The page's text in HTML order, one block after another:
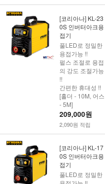
[코리아나] KL-23
0S 인버터아크용
접기
풀LED로 정밀한
용접가능 !!
펄스 조절로 용접
의 강도 조절가능
!!
간편한 휴대성 !!
[홀더 - 10M, 어스
- 5M]
209,000원
2,090원 적립
[코리아나] KL-17
0S 인버터아크용
접기
풀LED로 정밀한